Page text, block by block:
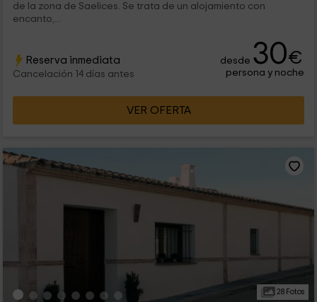
de la zona de Saelices. Se trata de un alojamiento con
encanto,...
Reserva inmediata
Cancelación 14 días antes
desde 30€
persona y noche
VER OFERTA
28 Fotos